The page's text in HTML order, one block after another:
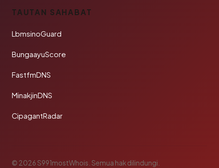
TAUTAN SAHABAT
LbmsinoGuard
BungaayuScore
FastfmDNS
MinakjinDNS
CipagantRadar
© 2026 S991mostWhois. Semua hak dilindungi.